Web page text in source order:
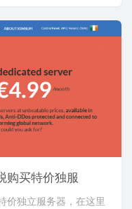
购买特价独服
价独立服务器，在这里